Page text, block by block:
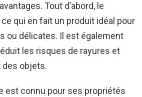
Tout d’abord, le
qui en fait un produit idéal pour
ou délicates. Il est également
les risques de rayures et
des objets.
est connu pour ses propriétés